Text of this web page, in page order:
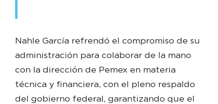
Nahle García refrendó el compromiso de su
administración para colaborar de la mano
con la dirección de Pemex en materia
técnica y financiera, con el pleno respaldo
del gobierno federal, garantizando que el